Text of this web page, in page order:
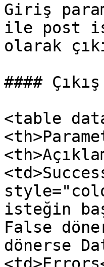
Giriş
ile post
olarak
####
<table
isteğin
False
dönerse